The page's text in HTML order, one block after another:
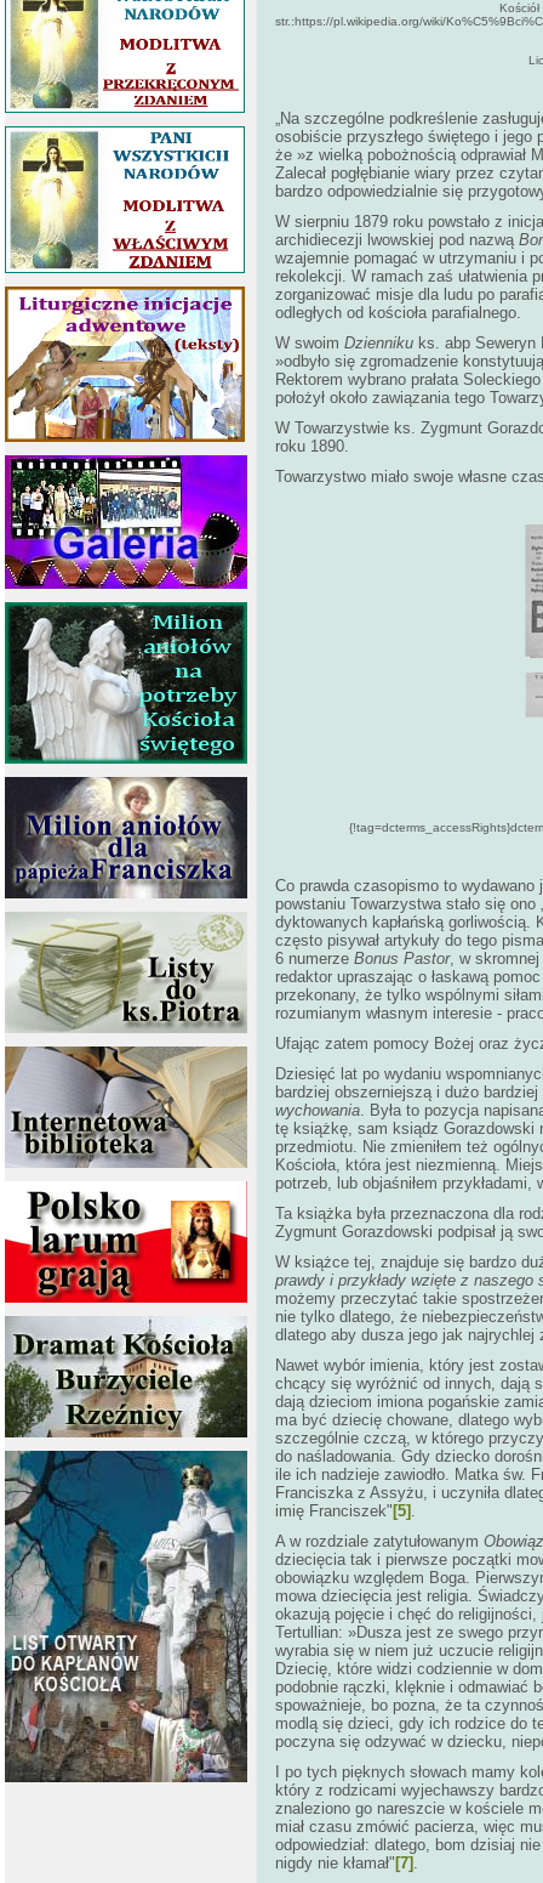
str.:https://pl.wikipedia.org/wiki/
„Na szczególne podkreślenie
osobiście przyszłego świętego i jego
że »z wielką pobożnością odprawiał
Zalecał pogłębianie wiary przez
bardzo odpowiedzialnie się
W sierpniu 1879 roku powstało z
archidiecezji lwowskiej pod nazwą
wzajemnie pomagać w utrzymaniu i
rekolekcji. W ramach zaś ułatwienia
zorganizować misje dla ludu po
odległych od kościoła parafialnego.
W swoim Dzienniku ks. abp Seweryn
»odbyło się zgromadzenie
Rektorem wybrano prałata
położył około zawiązania tego
W Towarzystwie ks. Zygmunt
roku 1890.
Towarzystwo miało swoje własne
Co prawda czasopismo to wydawano
powstaniu Towarzystwa stało się
dyktowanych kapłańską
często pisywał artykuły do tego
6 numerze Bonus Pastor, w
redaktor upraszając o łaskawą
przekonany, że tylko wspólnymi
rozumianym własnym interesie -
Ufając zatem pomocy Bożej oraz
Dziesięć lat po wydaniu
bardziej obszerniejszą i dużo
wychowania. Była to pozycja
tę książkę, sam ksiądz Gorazdowski
przedmiotu. Nie zmieniłem też
Kościoła, która jest niezmienną.
potrzeb, lub objaśniłem
Ta książka była przeznaczona dla
Zygmunt Gorazdowski podpisał ją
W książce tej, znajduje się bardzo
prawdy i przykłady wzięte z naszego
możemy przeczytać takie
nie tylko dlatego, że
dlatego aby dusza jego jak najrychlej
Nawet wybór imienia, który jest
chcący się wyróżnić od innych, dają
dają dzieciom imiona pogańskie
ma być dziecię chowane, dlatego
szczególnie czczą, w którego
do naśladowania. Gdy dziecko
ile ich nadzieje zawiodło. Matka św.
Franciszka z Assyżu, i uczyniła
imię Franciszek" [5] .
A w rozdziale zatytułowanym
dziecięcia tak i pierwsze początki
obowiązku względem Boga.
mowa dziecięcia jest religia.
okazują pojęcie i chęć do
Tertullian: »Dusza jest ze swego
wyrabia się w niem już uczucie
Dziecię, które widzi codziennie w
podobnie rączki, klęknie i odmawiać
spoważnieje, bo pozna, że ta
modlą się dzieci, gdy ich rodzice do
poczyna się odzywać w dziecku,
I po tych pięknych słowach mamy
który z rodzicami wyjechawszy
znaleziono go nareszcie w kościele
miał czasu zmówić pacierza, więc
odpowiedział: dlatego, bom dzisiaj
nigdy nie kłamał" [7] .